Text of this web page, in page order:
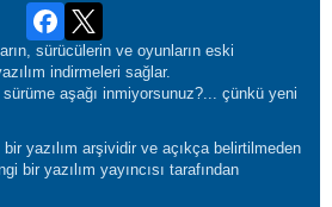
sürücülerin ve oyunların eski
indirmeleri sağlar.
aşağı inmiyorsunuz?... çünkü yeni
yazılım arşividir ve açıkça belirtilmeden
bir yazılım yayıncısı tarafından